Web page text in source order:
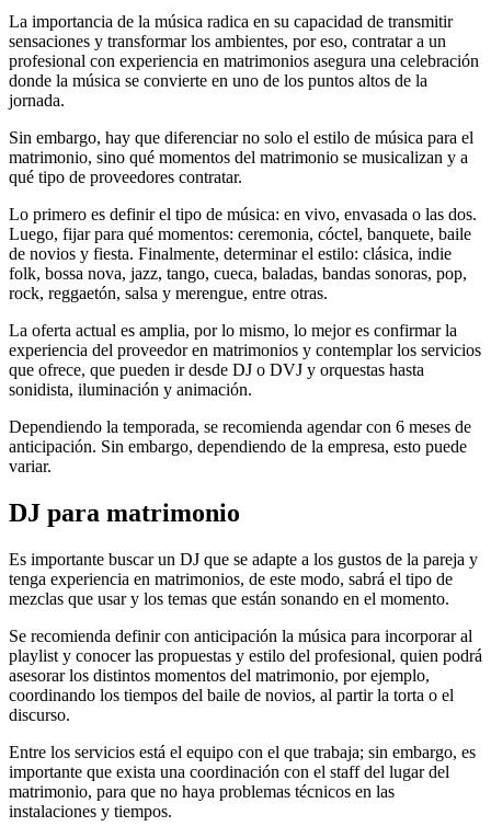
La importancia de la música radica en su capacidad de transmitir
sensaciones y transformar los ambientes, por eso, contratar a un
profesional con experiencia en matrimonios asegura una celebración
donde la música se convierte en uno de los puntos altos de la
jornada.
Sin embargo, hay que diferenciar no solo el estilo de música para el
matrimonio, sino qué momentos del matrimonio se musicalizan y a
qué tipo de proveedores contratar.
Lo primero es definir el tipo de música: en vivo, envasada o las dos.
Luego, fijar para qué momentos: ceremonia, cóctel, banquete, baile
de novios y fiesta. Finalmente, determinar el estilo: clásica, indie
folk, bossa nova, jazz, tango, cueca, baladas, bandas sonoras, pop,
rock, reggaetón, salsa y merengue, entre otras.
La oferta actual es amplia, por lo mismo, lo mejor es confirmar la
experiencia del proveedor en matrimonios y contemplar los servicios
que ofrece, que pueden ir desde DJ o DVJ y orquestas hasta
sonidista, iluminación y animación.
Dependiendo la temporada, se recomienda agendar con 6 meses de
anticipación. Sin embargo, dependiendo de la empresa, esto puede
variar.
DJ para matrimonio
Es importante buscar un DJ que se adapte a los gustos de la pareja y
tenga experiencia en matrimonios, de este modo, sabrá el tipo de
mezclas que usar y los temas que están sonando en el momento.
Se recomienda definir con anticipación la música para incorporar al
playlist y conocer las propuestas y estilo del profesional, quien podrá
asesorar los distintos momentos del matrimonio, por ejemplo,
coordinando los tiempos del baile de novios, al partir la torta o el
discurso.
Entre los servicios está el equipo con el que trabaja; sin embargo, es
importante que exista una coordinación con el staff del lugar del
matrimonio, para que no haya problemas técnicos en las
instalaciones y tiempos.